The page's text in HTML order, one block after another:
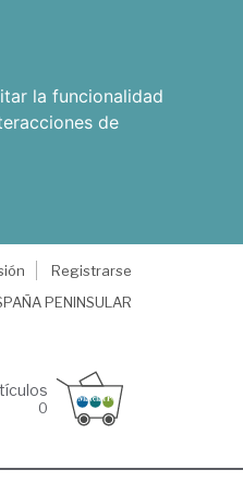
la funcionalidad
de
Registrarse
PENINSULAR
0